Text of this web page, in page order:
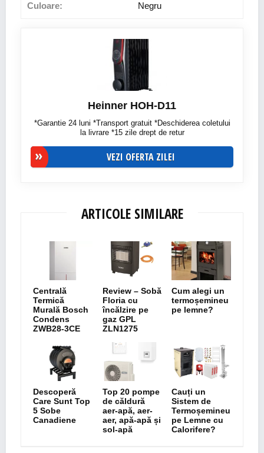
Culoare: Negru
Heinner HOH-D11
*Garantie 24 luni *Transport gratuit *Deschiderea coletului
la livrare *15 zile drept de retur
VEZI OFERTA ZILEI
ARTICOLE SIMILARE
Centrală
Termică
Murală Bosch
Condens
ZWB28-3CE
Review – Sobă
Floria cu
încălzire pe
gaz GPL
ZLN1275
Cum alegi un
termoșemineu
pe lemne?
Descoperă
Care Sunt Top
5 Sobe
Canadiene
Top 20 pompe
de căldură
aer-apă, aer-
aer, apă-apă și
sol-apă
Cauți un
Sistem de
Termoșemineu
pe Lemne cu
Calorifere?